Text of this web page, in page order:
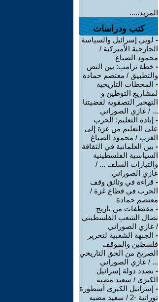
المزيد.....
كتب ودراسات
- لوبي إسرائيل والسياسة
الخارجية الأميركية /
محمود الصباغ
- خطة ترامب: بين النص
والتطبيق / معتصم حمادة
- المحطات التاريخية
لمشاريع التوطين و
التهجير التصفوية لقضيتنا
... / غازي الصوراني
- إبادة التعليم: الحرب
على التعليم من غزة إلى
الغرب / محمود الصباغ
- بين العلمانية في الثقافة
السياسية الفلسطينية
والتيارات السلف ... /
غازي الصوراني
- قراءة في وثائق وقف
الحرب في قطاع غزة /
معتصم حمادة
- مقتطفات من تاريخ
نضال الشعب الفلسطيني
/ غازي الصوراني
- الجبهة الشعبية لتحرير
فلسطين والموقف
الصريح من الحق التاريخي
... / غازي الصوراني
- بصدد دولة إسرائيل
الكبرى / سعيد مضيه
- إسرائيل الكبرى أسطورة
توراتية -2 / سعيد مضيه